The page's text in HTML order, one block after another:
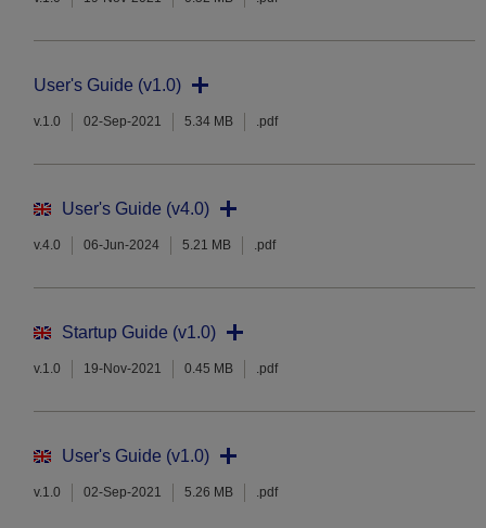
User's Guide (v1.0)
v.1.0 02-Sep-2021 5.34 MB .pdf
User's Guide (v4.0)
v.4.0 06-Jun-2024 5.21 MB .pdf
Startup Guide (v1.0)
v.1.0 19-Nov-2021 0.45 MB .pdf
User's Guide (v1.0)
v.1.0 02-Sep-2021 5.26 MB .pdf